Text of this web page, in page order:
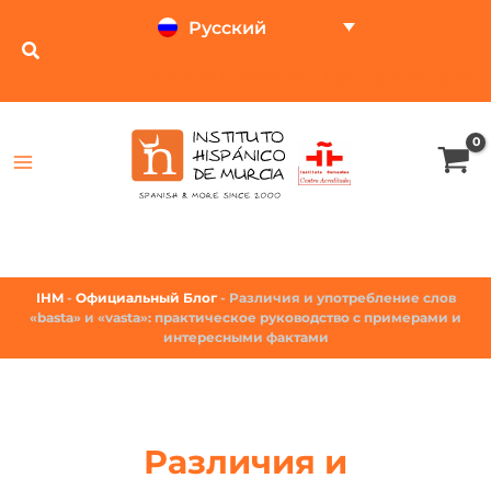
Русский
IHM - Официальный Блог - Различия и употребление слов
«basta» и «vasta»: практическое руководство с примерами и
интересными фактами
Различия и